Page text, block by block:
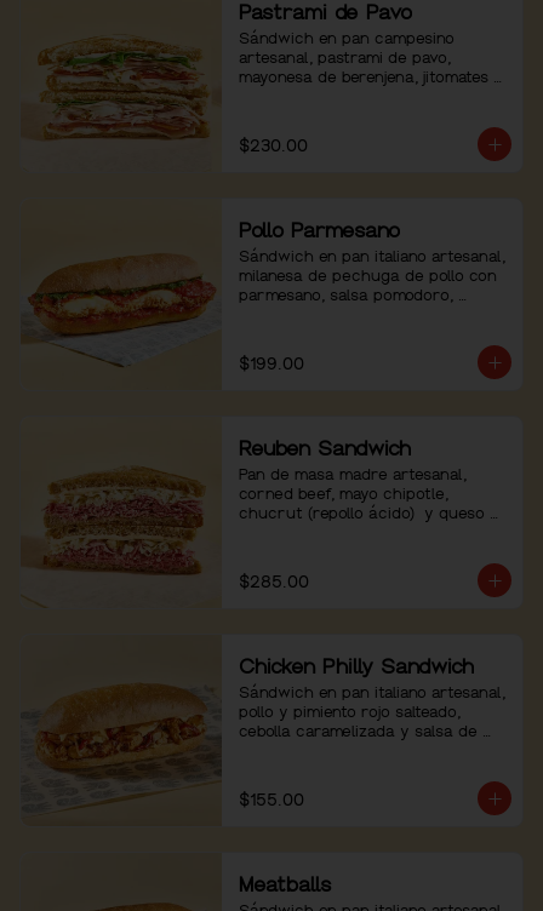
Pastrami de Pavo
Sándwich en pan campesino
artesanal, pastrami de pavo,
mayonesa de berenjena, jitomates
$230.00
Pollo Parmesano
Sándwich en pan italiano artesanal,
milanesa de pechuga de pollo con
parmesano, salsa pomodoro,
$199.00
Reuben Sandwich
Pan de masa madre artesanal,
corned beef, mayo chipotle,
chucrut (repollo ácido)  y queso
$285.00
Chicken Philly Sandwich
Sándwich en pan italiano artesanal,
pollo y pimiento rojo salteado,
cebolla caramelizada y salsa de
$155.00
Meatballs